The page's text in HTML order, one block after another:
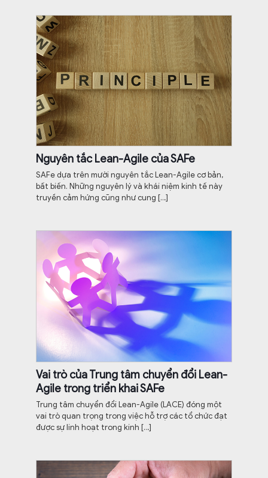
Nguyên tắc Lean-Agile của SAFe
SAFe dựa trên mười nguyên tắc Lean-Agile cơ bản,
bất biến. Những nguyên lý và khái niệm kinh tế này
truyền cảm hứng cũng như cung […]
Vai trò của Trung tâm chuyển đổi Lean-
Agile trong triển khai SAFe
Trung tâm chuyển đổi Lean-Agile (LACE) đóng một
vai trò quan trọng trong việc hỗ trợ các tổ chức đạt
được sự linh hoạt trong kinh […]